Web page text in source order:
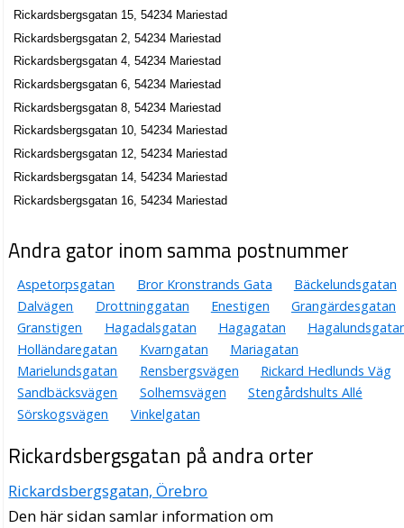
Rickardsbergsgatan 15, 54234 Mariestad
Rickardsbergsgatan 2, 54234 Mariestad
Rickardsbergsgatan 4, 54234 Mariestad
Rickardsbergsgatan 6, 54234 Mariestad
Rickardsbergsgatan 8, 54234 Mariestad
Rickardsbergsgatan 10, 54234 Mariestad
Rickardsbergsgatan 12, 54234 Mariestad
Rickardsbergsgatan 14, 54234 Mariestad
Rickardsbergsgatan 16, 54234 Mariestad
Andra gator inom samma postnummer
Aspetorpsgatan Bror Kronstrands Gata
Bäckelundsgatan
Dalvägen
Drottninggatan Enestigen
Grangärdesgatan
Granstigen
Hagadalsgatan Hagagatan
Holländaregatan
Kvarngatan
Mariagatan
Marielundsgatan
Rensbergsvägen
Rickard Hedlunds Väg
Sandbäcksvägen
Solhemsvägen
Stengårdshults Allé
Sörskogsvägen
Vinkelgatan
Rickardsbergsgatan på andra orter
Rickardsbergsgatan, Örebro
Den här sidan samlar information om